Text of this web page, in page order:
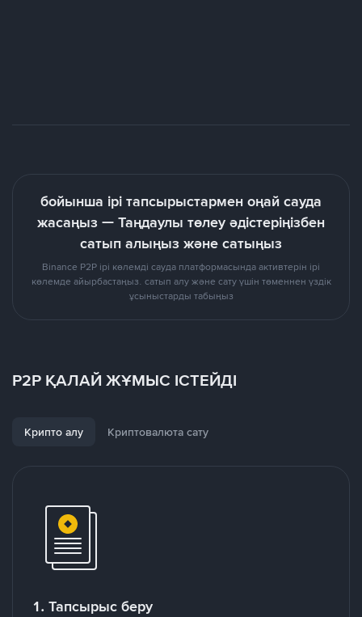
бойынша ірі тапсырыстармен оңай сауда
жасаңыз — Таңдаулы төлеу әдістеріңізбен
сатып алыңыз және сатыңыз
Binance P2P ірі көлемді сауда платформасында активтерін ірі
көлемде айырбастаңыз. сатып алу және сату үшін төменнен үздік
ұсыныстарды табыңыз
P2P ҚАЛАЙ ЖҰМЫС ІСТЕЙДІ
Крипто алу Криптовалюта сату
1. Тапсырыс беру